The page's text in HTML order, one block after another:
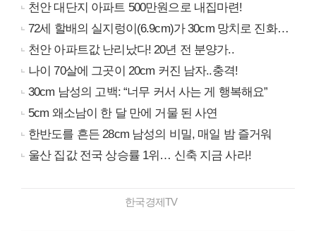
천안 대단지 아파트 500만원으로 내집마련!
72세 할배의 실지렁이(6.9cm)가 30cm 망치로 진화…
천안 아파트값 난리났다! 20년 전 분양가..
나이 70살에 그곳이 20cm 커진 남자..충격!
30cm 남성의 고백: “너무 커서 사는 게 행복해요”
5cm 왜소남이 한 달 만에 거물 된 사연
한반도를 흔든 28cm 남성의 비밀, 매일 밤 즐거워
울산 집값 전국 상승률 1위… 신축 지금 사라!
한국경제TV